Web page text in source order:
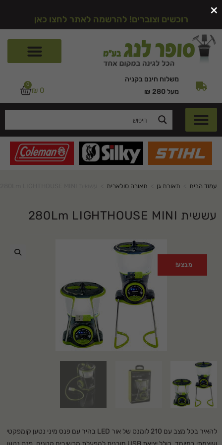
רוכשים וצוברים! להרשמה לאתר לחצו כאן
משלוח חינם בקניה
מעל 280 ₪
₪ 0
0
עמוד הבית תאורת גן תאורה סולארית
עששית 280Lm LIGHTHOUSE MINI
מבצע!
להאיר בכל מצב עם 210 לומנס של אור LED בהיר עם פנס מיני נטען קומפקטי
×